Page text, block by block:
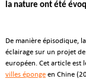
la nature ont été
De manière épisodique,
éclairage sur un projet
européen. Cet article est
villes épongeen Chine